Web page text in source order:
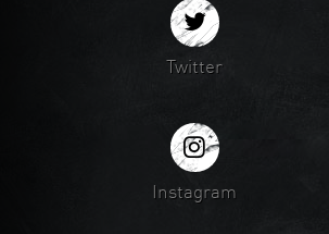
Twitter
Instagram